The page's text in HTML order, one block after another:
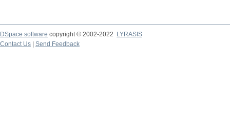
DSpace software copyright © 2002-2022
LYRASIS
Contact Us
Send Feedback